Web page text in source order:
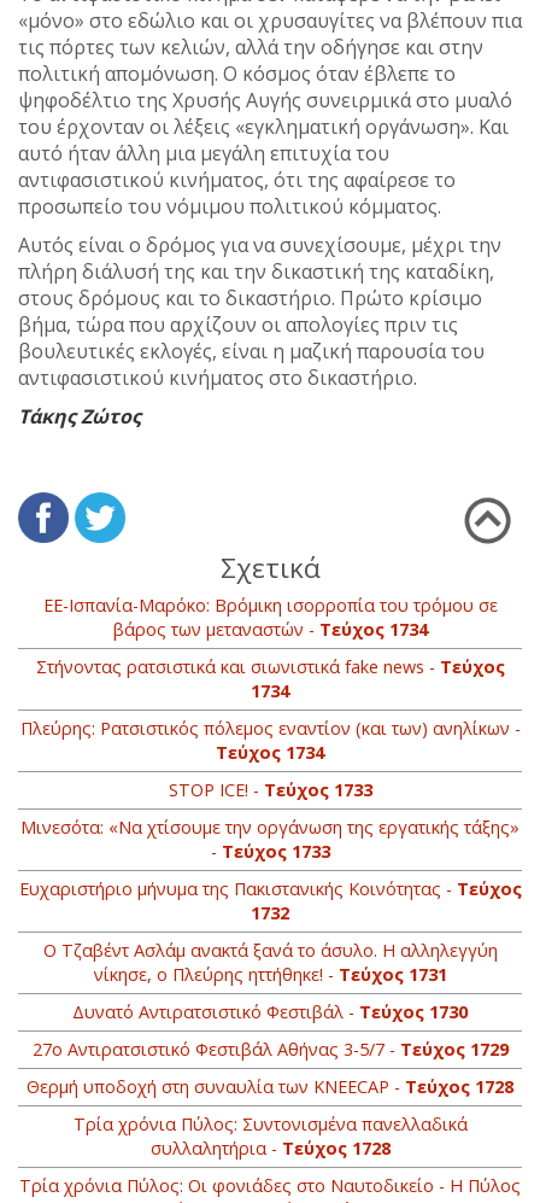
«μόνο» στο εδώλιο και οι χρυσαυγίτες να βλέπουν πια
τις πόρτες των κελιών, αλλά την οδήγησε και στην
πολιτική απομόνωση. Ο κόσμος όταν έβλεπε το
ψηφοδέλτιο της Χρυσής Αυγής συνειρμικά στο μυαλό
του έρχονταν οι λέξεις «εγκληματική οργάνωση». Και
αυτό ήταν άλλη μια μεγάλη επιτυχία του
αντιφασιστικού κινήματος, ότι της αφαίρεσε το
προσωπείο του νόμιμου πολιτικού κόμματος.
Αυτός είναι ο δρόμος για να συνεχίσουμε, μέχρι την
πλήρη διάλυσή της και την δικαστική της καταδίκη,
στους δρόμους και το δικαστήριο. Πρώτο κρίσιμο
βήμα, τώρα που αρχίζουν οι απολογίες πριν τις
βουλευτικές εκλογές, είναι η μαζική παρουσία του
αντιφασιστικού κινήματος στο δικαστήριο.
Τάκης Ζώτος
Σχετικά
ΕΕ-Ισπανία-Μαρόκο: Βρόμικη ισορροπία του τρόμου σε
βάρος των μεταναστών - Τεύχος 1734
Στήνοντας ρατσιστικά και σιωνιστικά fake news - Τεύχος
1734
Πλεύρης: Ρατσιστικός πόλεμος εναντίον (και των) ανηλίκων -
Τεύχος 1734
STOP ICE! - Τεύχος 1733
Μινεσότα: «Να χτίσουμε την οργάνωση της εργατικής τάξης»
- Τεύχος 1733
Ευχαριστήριο μήνυμα της Πακιστανικής Κοινότητας - Τεύχος
1732
Ο Τζαβέντ Ασλάμ ανακτά ξανά το άσυλο. Η αλληλεγγύη
νίκησε, ο Πλεύρης ηττήθηκε! - Τεύχος 1731
Δυνατό Αντιρατσιστικό Φεστιβάλ - Τεύχος 1730
27ο Αντιρατσιστικό Φεστιβάλ Αθήνας 3-5/7 - Τεύχος 1729
Θερμή υποδοχή στη συναυλία των KNEECAP - Τεύχος 1728
Τρία χρόνια Πύλος: Συντονισμένα πανελλαδικά
συλλαλητήρια - Τεύχος 1728
Τρία χρόνια Πύλος: Οι φονιάδες στο Ναυτοδικείο - Η Πύλος